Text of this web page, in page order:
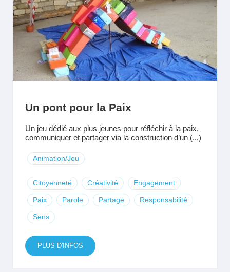
Un pont pour la Paix
Un jeu dédié aux plus jeunes pour réfléchir à la paix,
communiquer et partager via la construction d’un (...)
Animation/Jeu
Citoyenneté Créativité Engagement
Paix Parole Partage Responsabilité
Sens
PLUS D'INFOS